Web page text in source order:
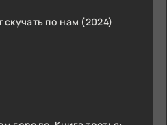
скучать по нам (2024)